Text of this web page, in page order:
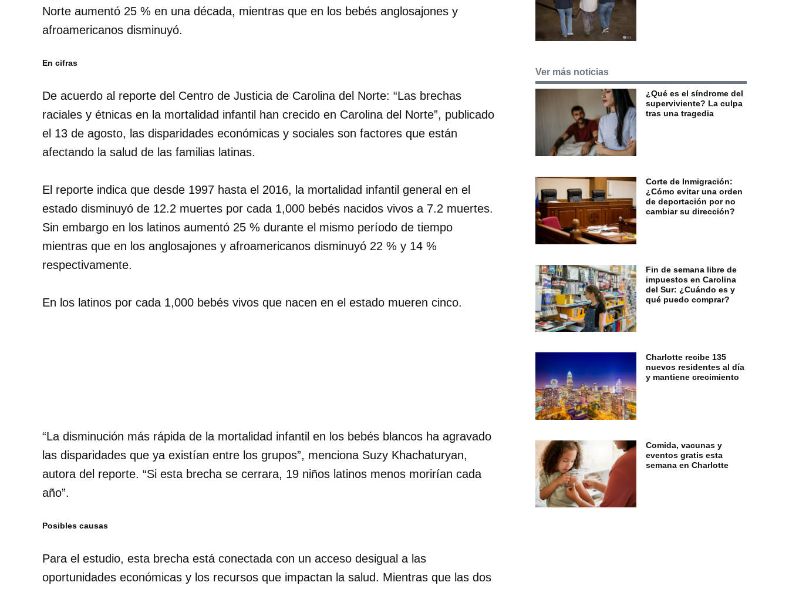
Norte aumentó 25 % en una década, mientras que en los bebés anglosajones y
afroamericanos disminuyó.
En cifras
De acuerdo al reporte del Centro de Justicia de Carolina del Norte: “Las brechas
raciales y étnicas en la mortalidad infantil han crecido en Carolina del Norte”, publicado
el 13 de agosto, las disparidades económicas y sociales son factores que están
afectando la salud de las familias latinas.
El reporte indica que desde 1997 hasta el 2016, la mortalidad infantil general en el
estado disminuyó de 12.2 muertes por cada 1,000 bebés nacidos vivos a 7.2 muertes.
Sin embargo en los latinos aumentó 25 % durante el mismo período de tiempo
mientras que en los anglosajones y afroamericanos disminuyó 22 % y 14 %
respectivamente.
En los latinos por cada 1,000 bebés vivos que nacen en el estado mueren cinco.
“La disminución más rápida de la mortalidad infantil en los bebés blancos ha agravado
las disparidades que ya existían entre los grupos”, menciona Suzy Khachaturyan,
autora del reporte. “Si esta brecha se cerrara, 19 niños latinos menos morirían cada
año”.
Posibles causas
Para el estudio, esta brecha está conectada con un acceso desigual a las
oportunidades económicas y los recursos que impactan la salud. Mientras que las dos
Ver más noticias
¿Qué es el síndrome del
superviviente? La culpa
tras una tragedia
Corte de Inmigración:
¿Cómo evitar una orden
de deportación por no
cambiar su dirección?
Fin de semana libre de
impuestos en Carolina
del Sur: ¿Cuándo es y
qué puedo comprar?
Charlotte recibe 135
nuevos residentes al día
y mantiene crecimiento
Comida, vacunas y
eventos gratis esta
semana en Charlotte